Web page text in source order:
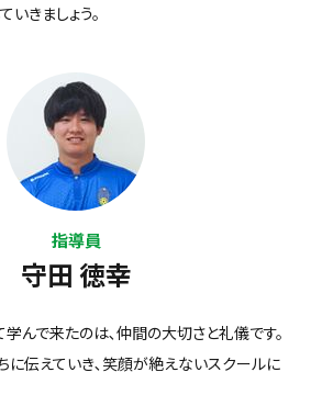
いきましょう。
指導員
守田 徳幸
んで来たのは､仲間の大切さと礼儀です。
に伝えていき､笑顔が絶えないスクールに